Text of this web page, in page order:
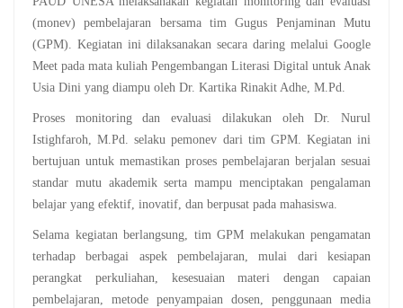
(monev) pembelajaran bersama tim Gugus Penjaminan Mutu
(GPM). Kegiatan ini dilaksanakan secara daring melalui Google
Meet pada mata kuliah Pengembangan Literasi Digital untuk Anak
Usia Dini yang diampu oleh Dr. Kartika Rinakit Adhe, M.Pd.
Proses monitoring dan evaluasi dilakukan oleh Dr. Nurul
Istighfaroh, M.Pd. selaku pemonev dari tim GPM. Kegiatan ini
bertujuan untuk memastikan proses pembelajaran berjalan sesuai
standar mutu akademik serta mampu menciptakan pengalaman
belajar yang efektif, inovatif, dan berpusat pada mahasiswa.
Selama kegiatan berlangsung, tim GPM melakukan pengamatan
terhadap berbagai aspek pembelajaran, mulai dari kesiapan
perangkat perkuliahan, kesesuaian materi dengan capaian
pembelajaran, metode penyampaian dosen, penggunaan media